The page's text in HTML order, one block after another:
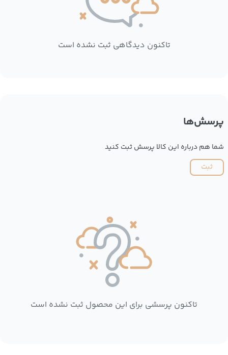
تاکنون دیدگاهی ثبت نشده است
پرسش‌ها
شما هم درباره این کالا پرسش ثبت کنید
ثبت
تاکنون پرسشی برای این محصول ثبت نشده است